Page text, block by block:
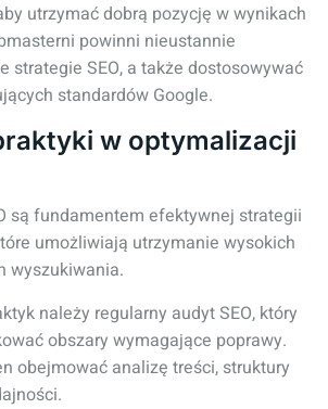
utrzymać dobrą pozycję w wynikach
powinni nieustannie
strategie SEO, a także dostosowywać
standardów Google.
w optymalizacji
są fundamentem efektywnej strategii
umożliwiają utrzymanie wysokich
wyszukiwania.
należy regularny audyt SEO, który
obszary wymagające poprawy.
obejmować analizę treści, struktury